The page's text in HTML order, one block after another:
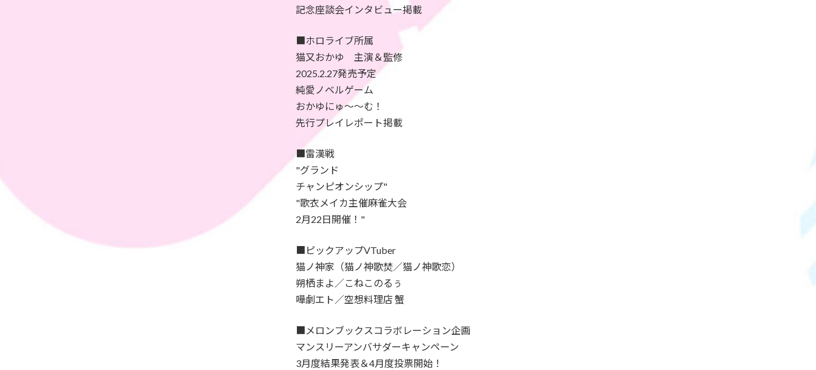
記念座談会インタビュー掲載
■ホロライブ所属
猫又おかゆ 主演＆監修
2025.2.27発売予定
純愛ノベルゲーム
おかゆにゅ～～む！
先行プレイレポート掲載
■雷漢戦
"グランド
チャンピオンシップ"
"歌衣メイカ主催麻雀大会
2月22日開催！"
■ピックアップVTuber
猫ノ神家（猫ノ神歌焚／猫ノ神歌恋）
朔栖まよ／こねこのるぅ
嘩劇エト／空想料理店 蟹
■メロンブックスコラボレーション企画
マンスリーアンバサダーキャンペーン
3月度結果発表＆4月度投票開始！